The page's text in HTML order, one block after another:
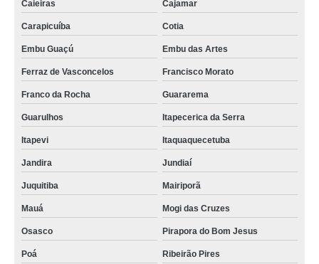
Caieiras Cajamar
Carapicuíba Cotia
Embu Guaçú Embu das Artes
Ferraz de Vasconcelos Francisco Morato
Franco da Rocha Guararema
Guarulhos Itapecerica da Serra
Itapevi Itaquaquecetuba
Jandira Jundiaí
Juquitiba Mairiporã
Mauá Mogi das Cruzes
Osasco Pirapora do Bom Jesus
Poá Ribeirão Pires